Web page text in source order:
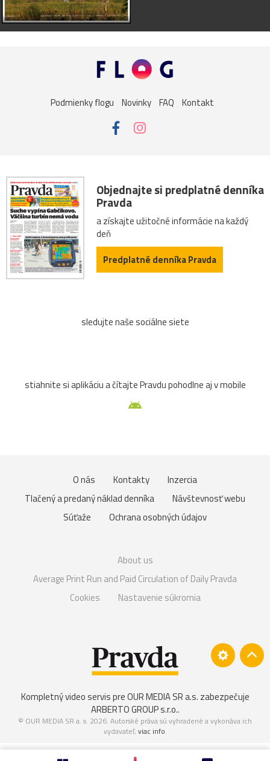
Podmienky flogu Novinky FAQ Kontakt
Objednajte si predplatné denníka
Pravda
a získajte užitočné informácie na každý
deň
Predplatné denníka Pravda
sledujte naše sociálne siete
stiahnite si aplikáciu a čítajte Pravdu pohodlne aj v mobile
O nás Kontakty
Inzercia
Tlačený a predaný náklad denníka
Návštevnosť webu
Súťaže
Ochrana osobných údajov
About us
Average Print Run and Paid Circulation of Daily Pravda
Cookies
Nastavenie súkromia
Kompletný video servis pre OUR MEDIA SR a.s. zabezpečuje
ARBERTO GROUP s.r.o..
© OUR MEDIA SR a. s. 2026. Autorské práva sú vyhradené a vykonáva ich
vydavateľ, viac info.